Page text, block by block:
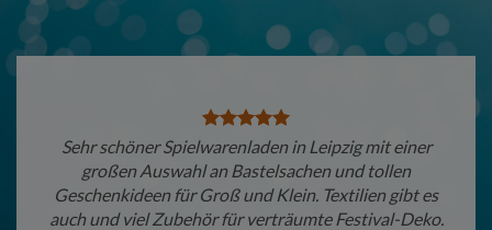
Sehr schöner Spielwarenladen in Leipzig mit einer
großen Auswahl an Bastelsachen und tollen
Geschenkideen für Groß und Klein. Textilien gibt es
auch und viel Zubehör für verträumte Festival-Deko.